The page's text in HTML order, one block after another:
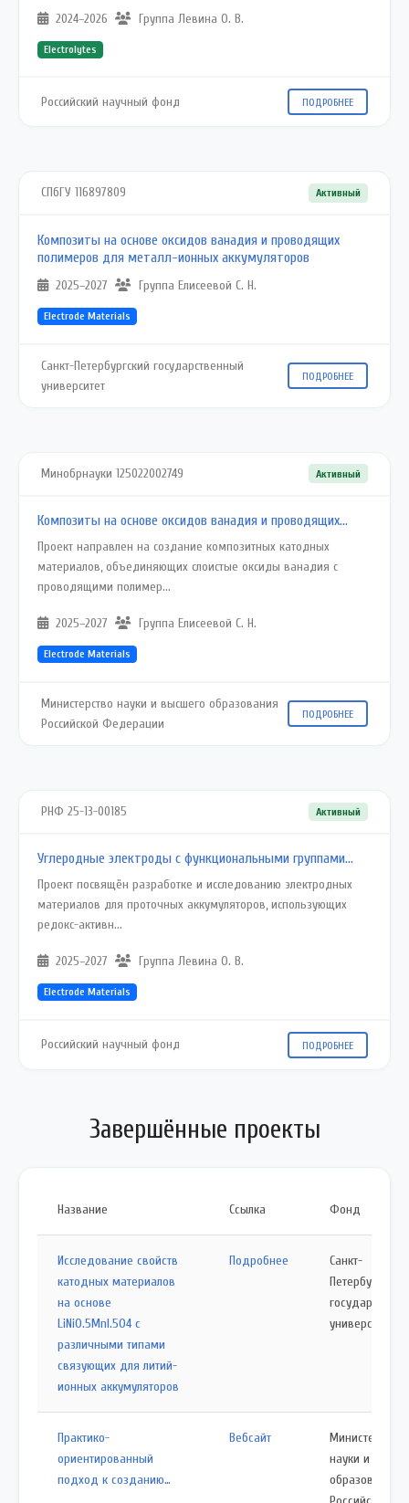
2024–2026 Группа Левина О. В.
Electrolytes
Российский научный фонд ПОДРОБНЕЕ
СПбГУ 116897809 Активный
Композиты на основе оксидов ванадия и проводящих
полимеров для металл-ионных аккумуляторов
2025–2027 Группа Елисеевой С. Н.
Electrode Materials
Санкт-Петербургский государственный
университет
ПОДРОБНЕЕ
Минобрнауки 125022002749 Активный
Композиты на основе оксидов ванадия и проводящих…
Проект направлен на создание композитных катодных
материалов, объединяющих слоистые оксиды ванадия с
проводящими полимер...
2025–2027 Группа Елисеевой С. Н.
Electrode Materials
Министерство науки и высшего образования
Российской Федерации
ПОДРОБНЕЕ
РНФ 25-13-00185 Активный
Углеродные электроды с функциональными группами…
Проект посвящён разработке и исследованию электродных
материалов для проточных аккумуляторов, использующих
редокс-активн...
2025–2027 Группа Левина О. В.
Electrode Materials
Российский научный фонд ПОДРОБНЕЕ
Завершённые проекты
Название Ссылка Фонд
Исследование свойств
катодных материалов
на основе
LiNi0.5Mnl.504 с
различными типами
связующих для литий-
ионных аккумуляторов
Подробнее
Санкт-
Петербургский
университет
Практико-
ориентированный
подход к созданию…
Вебсайт
Министерство
науки и
образования